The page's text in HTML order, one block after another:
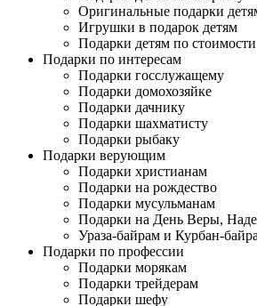
Оригинальные подарки
Игрушки в подарок детям
Подарки детям по стоимости
Подарки по интересам
Подарки госслужащему
Подарки домохозяйке
Подарки дачнику
Подарки шахматисту
Подарки рыбаку
Подарки верующим
Подарки христианам
Подарки на рождество
Подарки мусульманам
Подарки на День Веры,
Ураза-байрам и Курбан-
Подарки по профессии
Подарки морякам
Подарки трейдерам
Подарки шефу